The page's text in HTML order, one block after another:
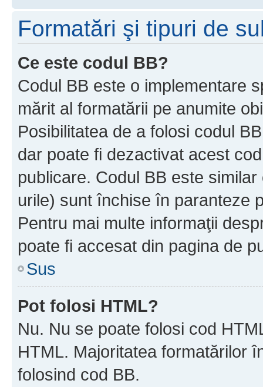
Formatări şi tipuri de
Ce este codul BB?
Codul BB este o implementare
mărit al formatării pe anumite
Posibilitatea de a folosi codul
dar poate fi dezactivat acest
publicare. Codul BB este
urile) sunt închise în paranteze
Pentru mai multe informaţii
poate fi accesat din pagina de
Sus
Pot folosi HTML?
Nu. Nu se poate folosi cod
HTML. Majoritatea formatărilor
folosind cod BB.